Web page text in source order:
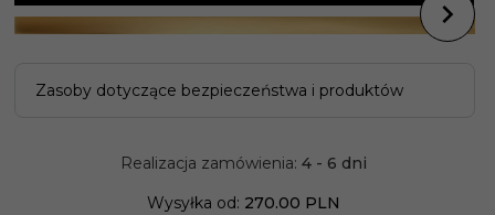
Zasoby dotyczące bezpieczeństwa i produktów
Realizacja zamówienia: 4 - 6 dni
Wysyłka od: 270.00 PLN